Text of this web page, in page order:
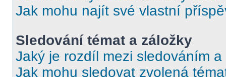
Jak mohu najít své vlastní
Sledování témat a záložky
Jaký je rozdíl mezi sledováním a
Jak mohu sledovat zvolená